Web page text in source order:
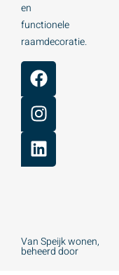
en
functionele
raamdecoratie.
Van Speijk wonen,
beheerd door